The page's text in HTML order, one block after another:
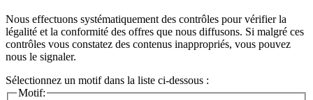
Nous effectuons systématiquement des contrôles pour vérifier la
légalité et la conformité des offres que nous diffusons. Si malgré ces
contrôles vous constatez des contenus inappropriés, vous pouvez
nous le signaler.
Sélectionnez un motif dans la liste ci-dessous :
Motif: